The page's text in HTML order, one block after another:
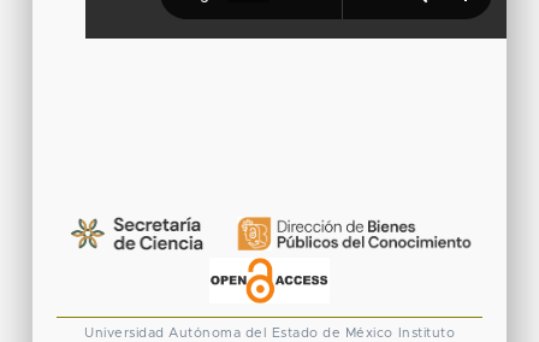
Universidad Autónoma del Estado de México Instituto